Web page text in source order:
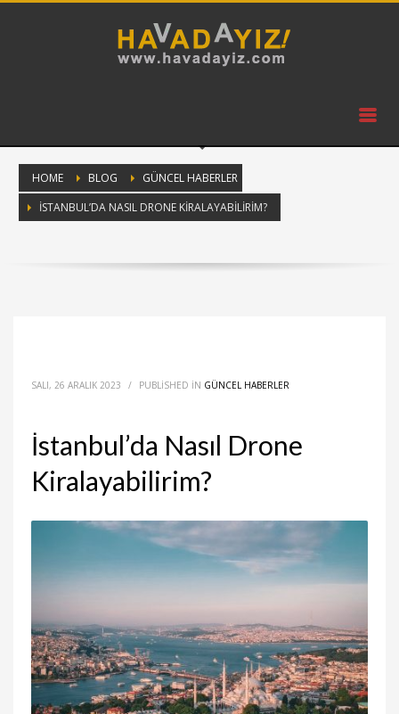
HOME BLOG
GÜNCEL HABERLER
İSTANBUL’DA NASIL DRONE KIRALAYABILIRIM?
SALI, 26 ARALIK 2023 / PUBLISHED IN GÜNCEL HABERLER
İstanbul’da Nasıl Drone
Kiralayabilirim?